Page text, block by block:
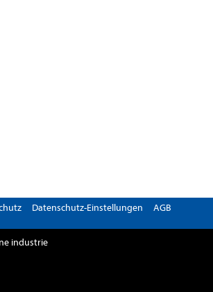
Datenschutz-Einstellungen AGB
industrie